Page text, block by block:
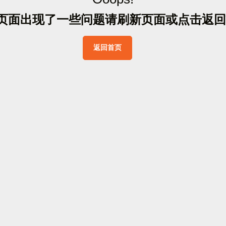
面出现了一些问题请刷新页面或点击返 回
返回首页